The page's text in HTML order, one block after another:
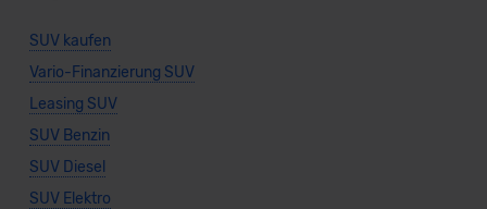
SUV kaufen
Vario-Finanzierung SUV
Leasing SUV
SUV Benzin
SUV Diesel
SUV Elektro